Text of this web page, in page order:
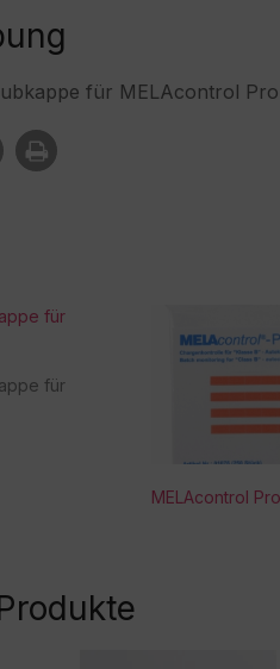
für MELAcontrol Pro
für
für
MELAcontrol